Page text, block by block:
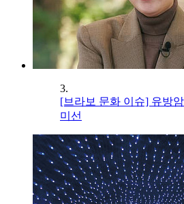
3.
[브라보 문화 이슈] 유방
미선